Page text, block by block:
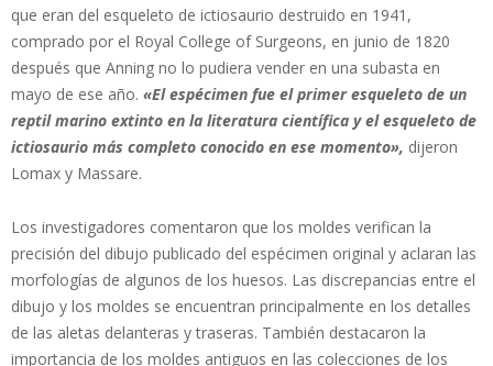
que eran del esqueleto de ictiosaurio destruido en 1941,
comprado por el Royal College of Surgeons, en junio de 1820
después que Anning no lo pudiera vender en una subasta en
mayo de ese año. «El espécimen fue el primer esqueleto de un
reptil marino extinto en la literatura científica y el esqueleto de
ictiosaurio más completo conocido en ese momento», dijeron
Lomax y Massare.
Los investigadores comentaron que los moldes verifican la
precisión del dibujo publicado del espécimen original y aclaran las
morfologías de algunos de los huesos. Las discrepancias entre el
dibujo y los moldes se encuentran principalmente en los detalles
de las aletas delanteras y traseras. También destacaron la
importancia de los moldes antiguos en las colecciones de los